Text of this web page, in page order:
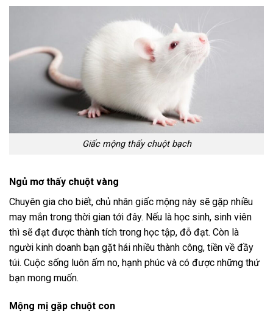
Giấc mộng thấy chuột bạch
Ngủ mơ thấy chuột vàng
Chuyên gia cho biết, chủ nhân giấc mộng này sẽ gặp nhiều
may mắn trong thời gian tới đây. Nếu là học sinh, sinh viên
thì sẽ đạt được thành tích trong học tập, đỗ đạt. Còn là
người kinh doanh bạn gặt hái nhiều thành công, tiền về đầy
túi. Cuộc sống luôn ấm no, hạnh phúc và có được những thứ
bạn mong muốn.
Mộng mị gặp chuột con